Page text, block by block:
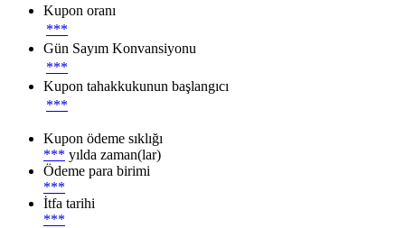
Kupon oranı
***
Gün Sayım Konvansiyonu
***
Kupon tahakkukunun başlangıcı
***
Kupon ödeme sıklığı
*** yılda zaman(lar)
Ödeme para birimi
***
İtfa tarihi
***